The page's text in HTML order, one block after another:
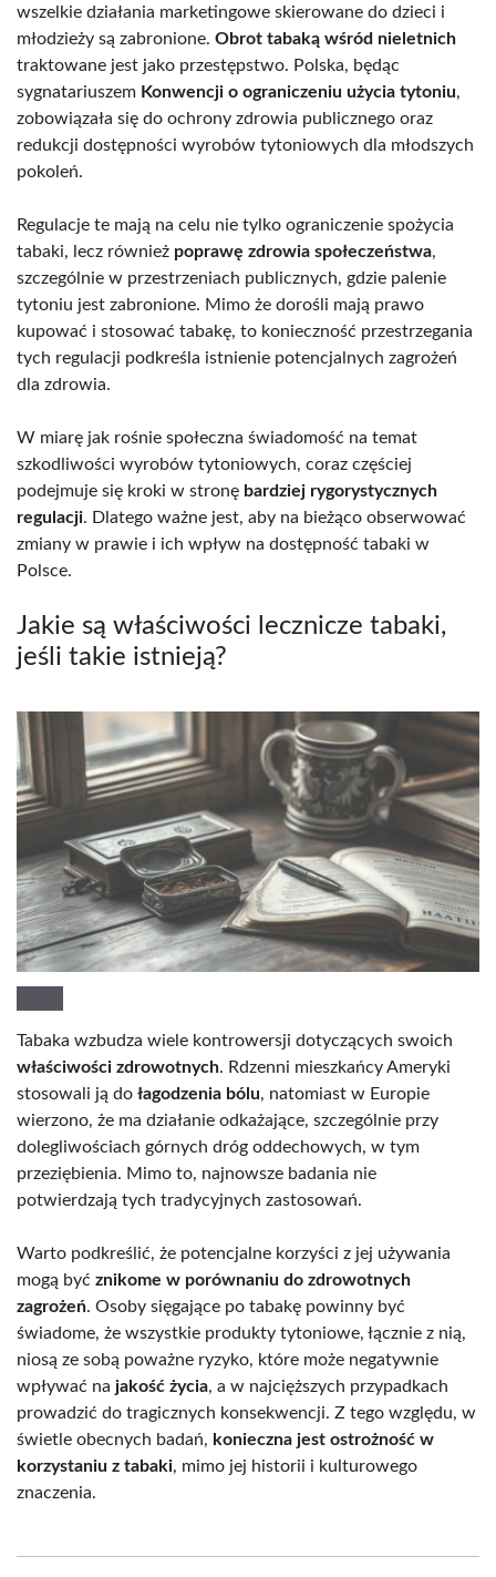
wszelkie działania marketingowe skierowane do dzieci i
młodzieży są zabronione. Obrot tabaką wśród nieletnich
traktowane jest jako przestępstwo. Polska, będąc
sygnatariuszem Konwencji o ograniczeniu użycia tytoniu,
zobowiązała się do ochrony zdrowia publicznego oraz
redukcji dostępności wyrobów tytoniowych dla młodszych
pokoleń.
Regulacje te mają na celu nie tylko ograniczenie spożycia
tabaki, lecz również poprawę zdrowia społeczeństwa,
szczególnie w przestrzeniach publicznych, gdzie palenie
tytoniu jest zabronione. Mimo że dorośli mają prawo
kupować i stosować tabakę, to konieczność przestrzegania
tych regulacji podkreśla istnienie potencjalnych zagrożeń
dla zdrowia.
W miarę jak rośnie społeczna świadomość na temat
szkodliwości wyrobów tytoniowych, coraz częściej
podejmuje się kroki w stronę bardziej rygorystycznych
regulacji. Dlatego ważne jest, aby na bieżąco obserwować
zmiany w prawie i ich wpływ na dostępność tabaki w
Polsce.
Jakie są właściwości lecznicze tabaki,
jeśli takie istnieją?
Tabaka wzbudza wiele kontrowersji dotyczących swoich
właściwości zdrowotnych. Rdzenni mieszkańcy Ameryki
stosowali ją do łagodzenia bólu, natomiast w Europie
wierzono, że ma działanie odkażające, szczególnie przy
dolegliwościach górnych dróg oddechowych, w tym
przeziębienia. Mimo to, najnowsze badania nie
potwierdzają tych tradycyjnych zastosowań.
Warto podkreślić, że potencjalne korzyści z jej używania
mogą być znikome w porównaniu do zdrowotnych
zagrożeń. Osoby sięgające po tabakę powinny być
świadome, że wszystkie produkty tytoniowe, łącznie z nią,
niosą ze sobą poważne ryzyko, które może negatywnie
wpływać na jakość życia, a w najcięższych przypadkach
prowadzić do tragicznych konsekwencji. Z tego względu, w
świetle obecnych badań, konieczna jest ostrożność w
korzystaniu z tabaki, mimo jej historii i kulturowego
znaczenia.